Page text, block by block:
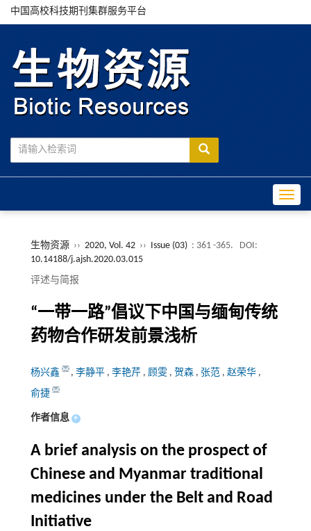
中国高校科技期刊集群服务平台
生物资源 ›› 2020, Vol. 42 ›› Issue (03) : 361 -365.
DOI:
10.14188/j.ajsh.2020.03.015
评述与简报
“一带一路”倡议下中国与缅甸传统
药物合作研发前景浅析
杨兴鑫 , 李静平 , 李艳芹 , 顾雯 , 贺森 , 张范 , 赵荣华 ,
俞捷
作者信息 +
A brief analysis on the prospect of
Chinese and Myanmar traditional
medicines under the Belt and Road
Initiative